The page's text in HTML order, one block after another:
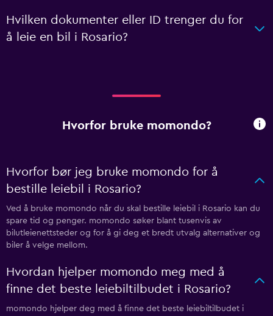
Hvilken dokumenter eller ID trenger du for
å leie en bil i Rosario?
Hvorfor bruke momondo?
Hvorfor bør jeg bruke momondo for å
bestille leiebil i Rosario?
Ved å bruke momondo når du skal bestille leiebil i Rosario kan du
spare tid og penger. momondo søker blant tusenvis av
bilutleienettsteder og for å gi deg et bredt utvalg alternativer og
biler å velge mellom.
Hvordan hjelper momondo meg med å
finne det beste leiebiltilbudet i Rosario?
momondo hjelper deg med å finne det beste leiebiltilbudet i